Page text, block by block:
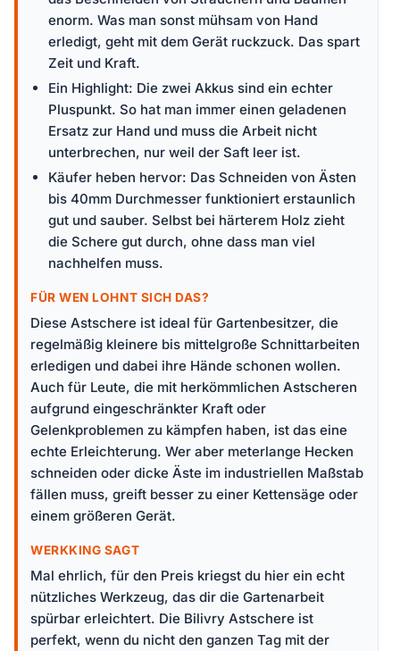
enorm. Was man sonst mühsam von Hand
erledigt, geht mit dem Gerät ruckzuck. Das spart
Zeit und Kraft.
Ein Highlight: Die zwei Akkus sind ein echter
Pluspunkt. So hat man immer einen geladenen
Ersatz zur Hand und muss die Arbeit nicht
unterbrechen, nur weil der Saft leer ist.
Käufer heben hervor: Das Schneiden von Ästen
bis 40mm Durchmesser funktioniert erstaunlich
gut und sauber. Selbst bei härterem Holz zieht
die Schere gut durch, ohne dass man viel
nachhelfen muss.
FÜR WEN LOHNT SICH DAS?
Diese Astschere ist ideal für Gartenbesitzer, die
regelmäßig kleinere bis mittelgroße Schnittarbeiten
erledigen und dabei ihre Hände schonen wollen.
Auch für Leute, die mit herkömmlichen Astscheren
aufgrund eingeschränkter Kraft oder
Gelenkproblemen zu kämpfen haben, ist das eine
echte Erleichterung. Wer aber meterlange Hecken
schneiden oder dicke Äste im industriellen Maßstab
fällen muss, greift besser zu einer Kettensäge oder
einem größeren Gerät.
WERKKING SAGT
Mal ehrlich, für den Preis kriegst du hier ein echt
nützliches Werkzeug, das dir die Gartenarbeit
spürbar erleichtert. Die Bilivry Astschere ist
perfekt, wenn du nicht den ganzen Tag mit der